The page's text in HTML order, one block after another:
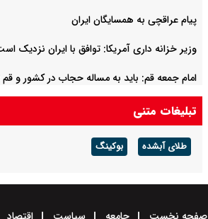
پیام عراقچی به همسایگان ایران
وزیر خزانه داری آمریکا: توافق با ایران نزدیک
امام جمعه قم: باید به مساله حجاب در کشور و
تبلیغات متنی
طلای آبشده بوکینگ